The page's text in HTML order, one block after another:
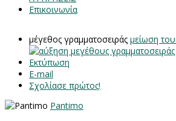
Επικοινωνία
μέγεθος γραμματοσειράς μείωση
Εκτύπωση
E-mail
Σχολίασε πρώτος!
Pantimo